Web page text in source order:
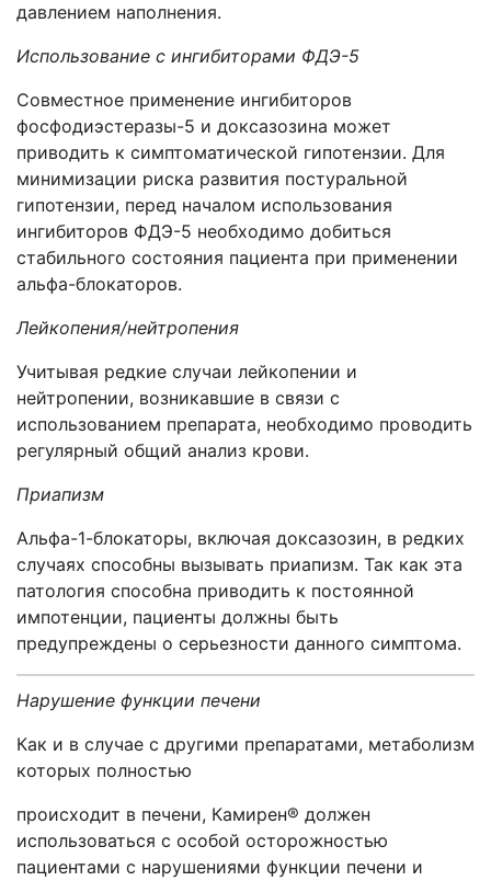
давлением наполнения.
Использование с ингибиторами ФДЭ-5
Совместное применение ингибиторов
фосфодиэстеразы-5 и доксазозина может
приводить к симптоматической гипотензии. Для
минимизации риска развития постуральной
гипотензии, перед началом использования
ингибиторов ФДЭ-5 необходимо добиться
стабильного состояния пациента при применении
альфа-блокаторов.
Лейкопения/нейтропения
Учитывая редкие случаи лейкопении и
нейтропении, возникавшие в связи с
использованием препарата, необходимо проводить
регулярный общий анализ крови.
Приапизм
Альфа-1-блокаторы, включая доксазозин, в редких
случаях способны вызывать приапизм. Так как эта
патология способна приводить к постоянной
импотенции, пациенты должны быть
предупреждены о серьезности данного симптома.
Нарушение функции печени
Как и в случае с другими препаратами, метаболизм
которых полностью
происходит в печени, Камирен® должен
использоваться с особой осторожностью
пациентами с нарушениями функции печени и